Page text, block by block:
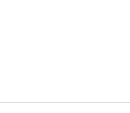
Progressista